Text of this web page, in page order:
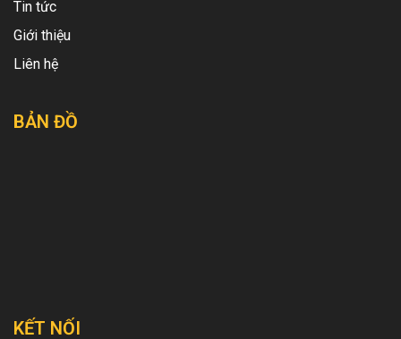
Tin tức
Giới thiệu
Liên hệ
BẢN ĐỒ
KẾT NỐI